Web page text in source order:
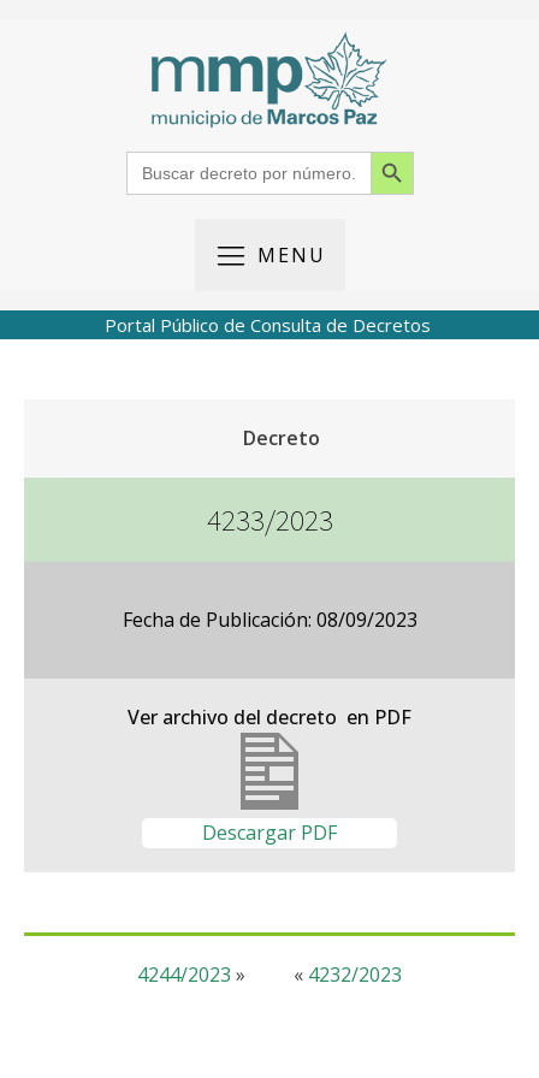
Search
for:
Search Button
MENU
Portal Público de Consulta de Decretos
Decreto
4233/2023
Fecha de Publicación: 08/09/2023
Ver archivo del decreto en PDF
Descargar PDF
« 4232/2023
4244/2023 »